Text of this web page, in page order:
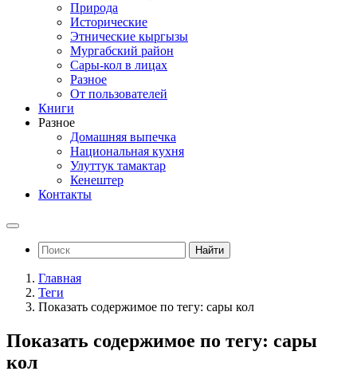
Природа
Исторические
Этнические кыргызы
Мургабский район
Сары-кол в лицах
Разное
От пользователей
Книги
Разное
Домашняя выпечка
Национальная кухня
Улуттук тамактар
Кенештер
Контакты
Найти
Главная
Теги
Показать содержимое по тегу: сары кол
Показать содержимое по тегу: сары
кол